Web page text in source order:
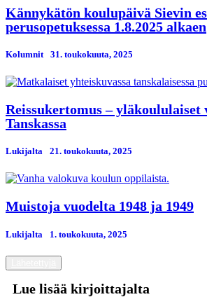
Kännykätön koulupäivä Sievin
perusopetuksessa 1.8.2025 alkaen
Kolumnit 31. toukokuuta, 2025
Reissukertomus –
Tanskassa
Lukijalta 21. toukokuuta, 2025
Muistoja vuodelta 1948 ja 1949
Lukijalta 1. toukokuuta, 2025
Lue lisää kirjoittajalta